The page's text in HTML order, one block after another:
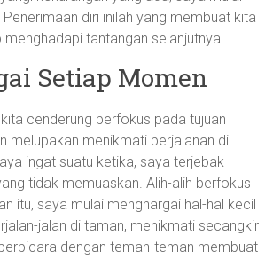
diri inilah yang membuat kita
menghadapi tantangan selanjutnya.
Setiap Momen
cenderung berfokus pada tujuan
melupakan menikmati perjalanan di
ingat suatu ketika, saya terjebak
tidak memuaskan. Alih-alih berfokus
itu, saya mulai menghargai hal-hal kecil
jalan di taman, menikmati secangkir
dengan teman-teman membuat